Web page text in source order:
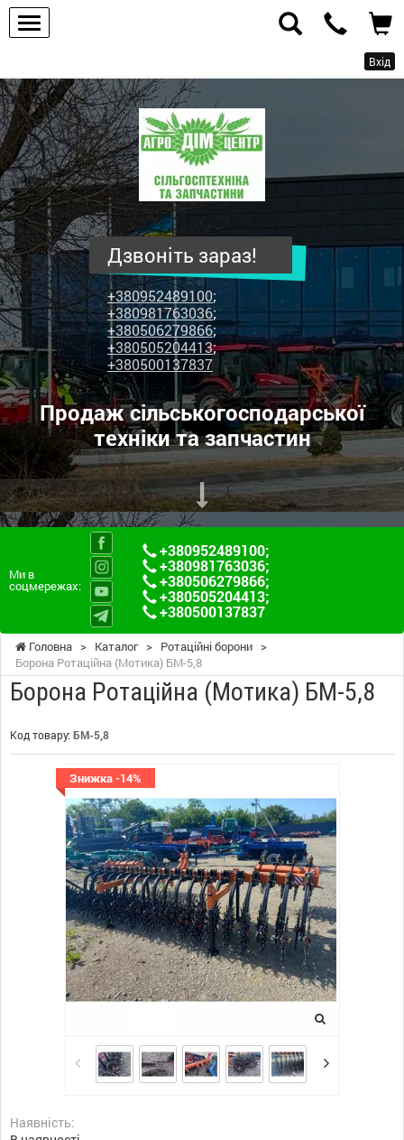
Вхід
ПП
"Агродім-
центр"
-
продаж
сільськогосподарської
техніки
та
запчастин
Дзвоніть зараз!
+380952489100;
+380981763036;
+380506279866;
+380505204413;
+380500137837
Продаж сільськогосподарської
техніки та запчастин
Ми в
соцмережах:
+380952489100;
+380981763036;
+380506279866;
+380505204413;
+380500137837
Головна > Каталог > Ротаційні борони >
Борона Ротаційна (Мотика) БМ-5,8
Борона Ротаційна (Мотика) БМ-5,8
Код товару: БМ-5,8
Знижка -14%
Наявність: